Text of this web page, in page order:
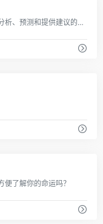
塔罗牌是一种针对人、事、物进行分析、预测和提供建议的工具。该定义准确、直接，受到塔罗界广泛认可。 我们可以针对爱情、人际关系、工作、学业等不同需求来做分析，预测和提供建议。尤其在不知应采取何种行动的时候，它是一种非常好的提示路标，具有一定的心里暗示功能，由于过于神秘，归于神秘学范畴。 星座屋塔罗牌免费为网友提供丰富的塔罗占卜和各种经典牌阵，提供恋爱预测、工作抉择、生意成败等占卜服务。
了解你的命运吗？